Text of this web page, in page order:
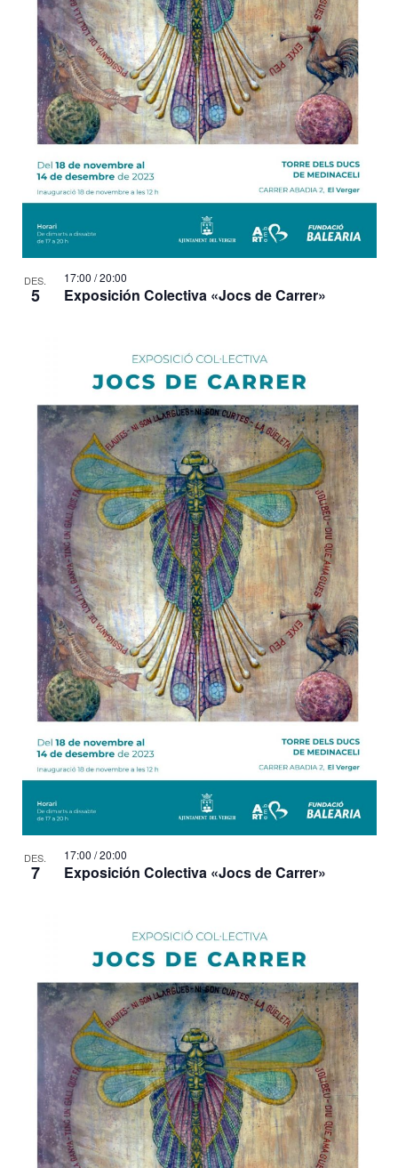
DES.
5 Exposición Colectiva «Jocs de Carrer»
17:00 / 20:00
DES.
7 Exposición Colectiva «Jocs de Carrer»
17:00 / 20:00